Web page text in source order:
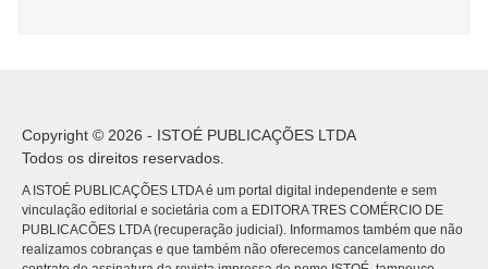
Copyright © 2026 - ISTOÉ PUBLICAÇÕES LTDA
Todos os direitos reservados.
A ISTOÉ PUBLICAÇÕES LTDA é um portal digital independente e sem
vinculação editorial e societária com a EDITORA TRES COMÉRCIO DE
PUBLICACÕES LTDA (recuperação judicial). Informamos também que não
realizamos cobranças e que também não oferecemos cancelamento do